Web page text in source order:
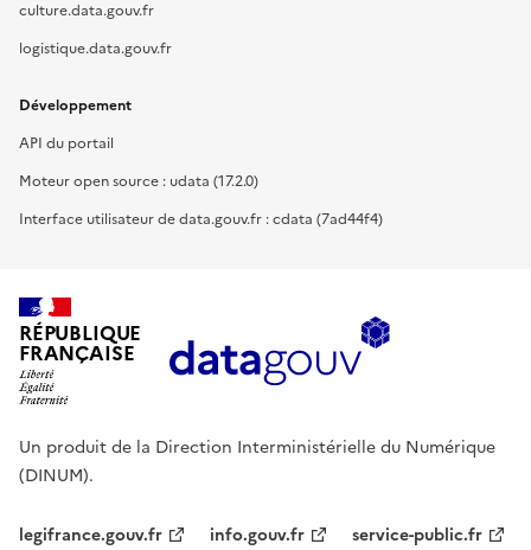
culture.data.gouv.fr
logistique.data.gouv.fr
Développement
API du portail
Moteur open source : udata (17.2.0)
Interface utilisateur de data.gouv.fr : cdata (7ad44f4)
RÉPUBLIQUE
FRANÇAISE
Un produit de la Direction Interministérielle du Numérique
(DINUM).
legifrance.gouv.fr info.gouv.fr service-public.fr